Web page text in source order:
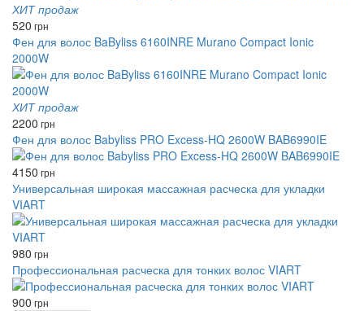
ХИТ продаж
520 грн
Фен для волос BaByliss 6160INRE Murano Compact Ionic
2000W
ХИТ продаж
2200 грн
Фен для волос Babyliss PRO Excess-HQ 2600W BAB6990IE
4150 грн
Универсальная широкая массажная расческа для укладки
VIART
980 грн
Профессиональная расческа для тонких волос VIART
900 грн